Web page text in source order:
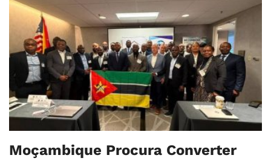
Moçambique Procura Converter